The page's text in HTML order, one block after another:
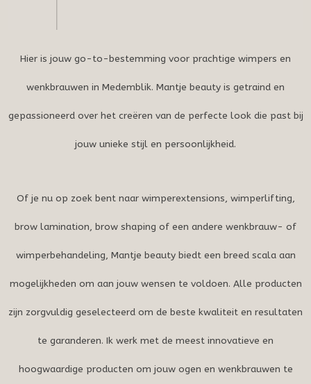
Hier is jouw go-to-bestemming voor prachtige wimpers en
wenkbrauwen in Medemblik. Mantje beauty is getraind en
gepassioneerd over het creëren van de perfecte look die past bij
jouw unieke stijl en persoonlijkheid.
Of je nu op zoek bent naar wimperextensions, wimperlifting,
brow lamination, brow shaping of een andere wenkbrauw- of
wimperbehandeling, Mantje beauty biedt een breed scala aan
mogelijkheden om aan jouw wensen te voldoen. Alle producten
zijn zorgvuldig geselecteerd om de beste kwaliteit en resultaten
te garanderen. Ik werk met de meest innovatieve en
hoogwaardige producten om jouw ogen en wenkbrauwen te